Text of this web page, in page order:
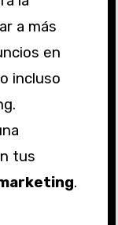
a más
en
incluso
tus
.